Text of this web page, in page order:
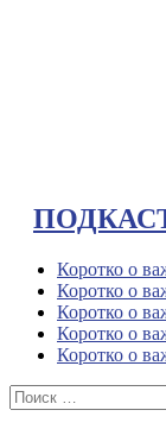
Коротко о
Коротко о
Коротко о
Коротко о
Коротко о
Поиск: